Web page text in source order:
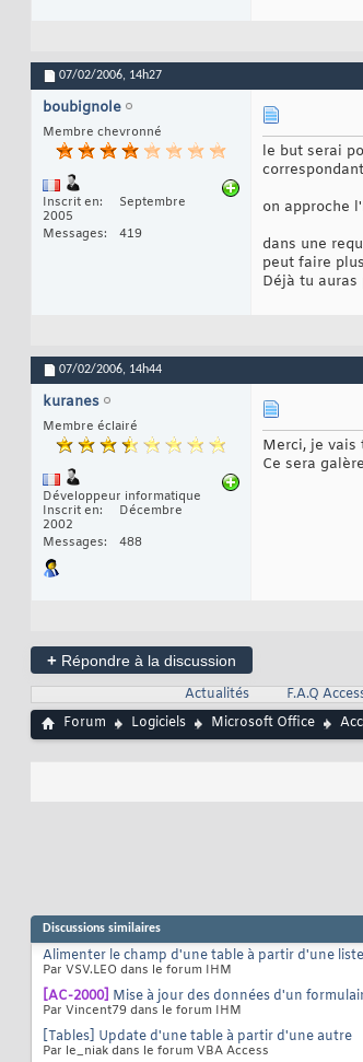
07/02/2006, 14h27
boubignole
Membre chevronné
Inscrit en
Septembre
2005
Messages
419
le but serai
on approche
dans une
peut faire
Déjà tu
07/02/2006, 14h44
kuranes
Membre éclairé
Développeur informatique
Inscrit en
Décembre
2002
Messages
488
Merci, je vais
Ce sera
+ Répondre à la discussion
Actualités F.A.Q
Forum
Logiciels Microsoft Office
Discussions similaires
Alimenter le champ d'une table à partir d'une
Par VSV.LEO dans le forum IHM
[AC-2000] Mise à jour des données d'un
Par Vincent79 dans le forum IHM
[Tables] Update d'une table à partir d'une autre
Par le_niak dans le forum VBA Access